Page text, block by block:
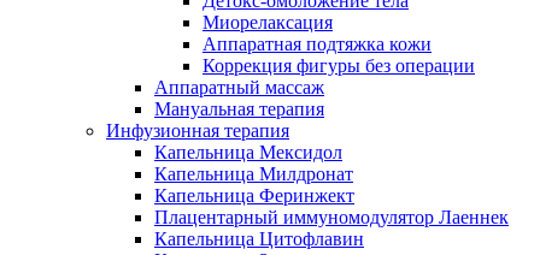
Миорелаксация
Аппаратная подтяжка кожи
Коррекция фигуры без операции
Аппаратный массаж
Мануальная терапия
Инфузионная терапия
Капельница Мексидол
Капельница Милдронат
Капельница Феринжект
Плацентарный иммуномодулятор Лаеннек
Капельница Цитофлавин